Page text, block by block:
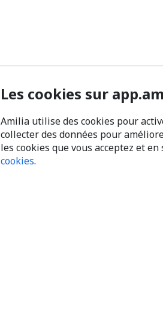
Les cookies sur
Amilia utilise des cookies pour
collecter des données pour
les cookies que vous acceptez et
cookies.